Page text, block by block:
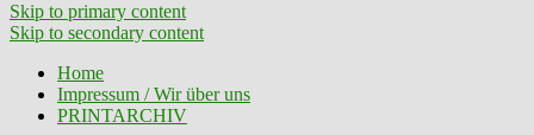
Skip to primary content
Skip to secondary content
Home
Impressum / Wir über uns
PRINTARCHIV